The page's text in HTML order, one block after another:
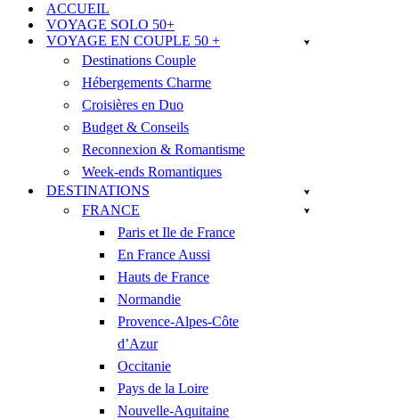
navigationACCUEIL
VOYAGE SOLO 50+
VOYAGE EN COUPLE 50 +
Destinations Couple
Hébergements Charme
Croisières en Duo
Budget & Conseils
Reconnexion & Romantisme
Week-ends Romantiques
DESTINATIONS
FRANCE
Paris et Ile de France
En France Aussi
Hauts de France
Normandie
Provence-Alpes-Côte
d’Azur
Occitanie
Pays de la Loire
Nouvelle-Aquitaine